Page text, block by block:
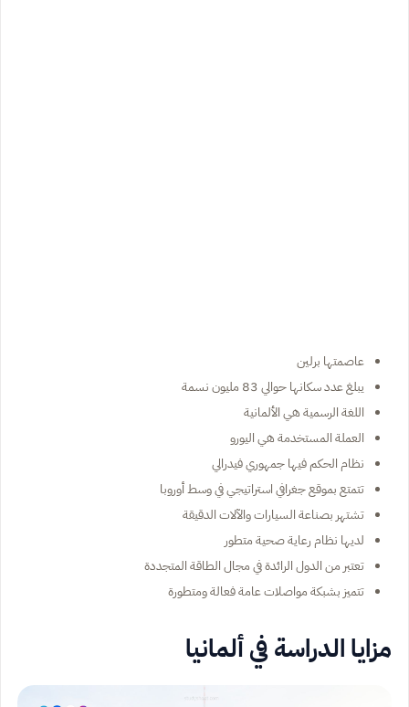
عاصمتها برلين
يبلغ عدد سكانها حوالي 83 مليون نسمة
اللغة الرسمية هي الألمانية
العملة المستخدمة هي اليورو
نظام الحكم فيها جمهوري فيدرالي
تتمتع بموقع جغرافي استراتيجي في وسط أوروبا
تشتهر بصناعة السيارات والآلات الدقيقة
لديها نظام رعاية صحية متطور
تعتبر من الدول الرائدة في مجال الطاقة المتجددة
تتميز بشبكة مواصلات عامة فعالة ومتطورة
مزايا الدراسة في ألمانيا